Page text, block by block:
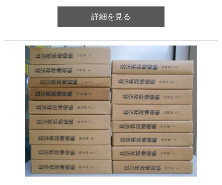
詳細を見る